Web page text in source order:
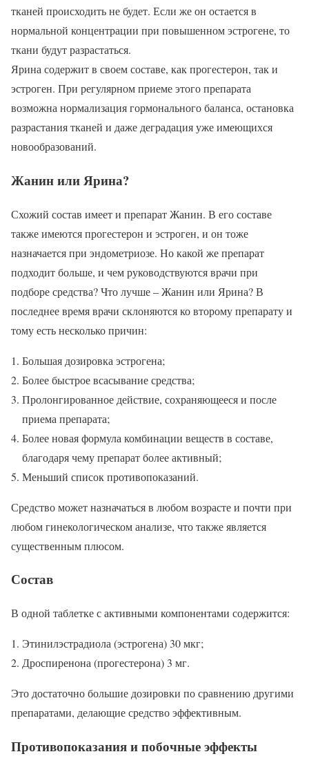
тканей происходить не будет. Если же он остается в
нормальной концентрации при повышенном эстрогене, то
ткани будут разрастаться.
Ярина содержит в своем составе, как прогестерон, так и
эстроген. При регулярном приеме этого препарата
возможна нормализация гормонального баланса, остановка
разрастания тканей и даже деградация уже имеющихся
новообразований.
Жанин или Ярина?
Схожий состав имеет и препарат Жанин. В его составе
также имеются прогестерон и эстроген, и он тоже
назначается при эндометриозе. Но какой же препарат
подходит больше, и чем руководствуются врачи при
подборе средства? Что лучше – Жанин или Ярина? В
последнее время врачи склоняются ко второму препарату и
тому есть несколько причин:
Большая дозировка эстрогена;
Более быстрое всасывание средства;
Пролонгированное действие, сохраняющееся и после
приема препарата;
Более новая формула комбинации веществ в составе,
благодаря чему препарат более активный;
Меньший список противопоказаний.
Средство может назначаться в любом возрасте и почти при
любом гинекологическом анализе, что также является
существенным плюсом.
Состав
В одной таблетке с активными компонентами содержится:
Этинилэстрадиола (эстрогена) 30 мкг;
Дроспиренона (прогестерона) 3 мг.
Это достаточно большие дозировки по сравнению другими
препаратами, делающие средство эффективным.
Противопоказания и побочные эффекты